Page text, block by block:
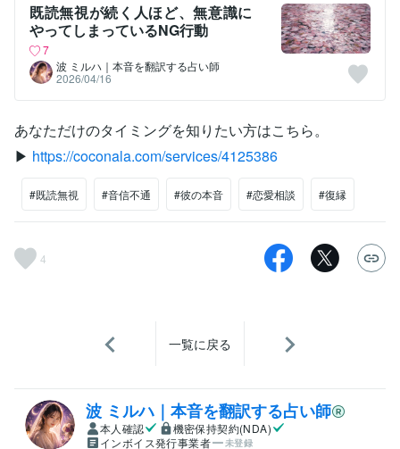
既読無視が続く人ほど、無意識に
やってしまっているNG行動
7
波 ミルハ｜本音を翻訳する占い師
2026/04/16
あなただけのタイミングを知りたい方はこちら。
▶ https://coconala.com/services/4125386
#既読無視 #音信不通 #彼の本音 #恋愛相談 #復縁
4
一覧に戻る
波 ミルハ｜本音を翻訳する占い師
本人確認
機密保持契約(NDA)
インボイス発行事業者
未登録